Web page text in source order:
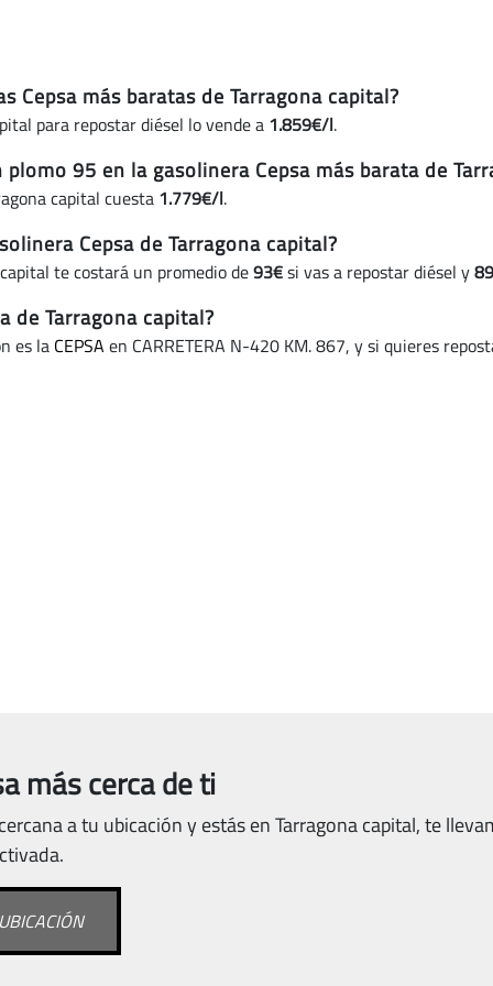
Cepsa más baratas de Tarragona capital?
para repostar diésel lo vende a 1.859€/l.
95 en la gasolinera Cepsa más barata de
capital cuesta 1.779€/l.
Cepsa de Tarragona capital?
te costará un promedio de93€si vas a repostar diésel y
de Tarragona capital?
es la CEPSA en CARRETERA N-420 KM. 867, y si quieres
más cerca de ti
a tu ubicación y estás en Tarragona capital, te